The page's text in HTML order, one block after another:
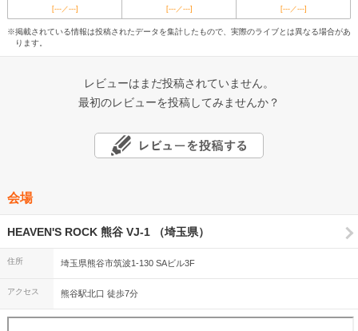
[---／---] [---／---] [---／---]
※掲載されている情報は投稿されたデータを集計したもので、実際のライブとは異なる場合があ
ります。
レビューはまだ投稿されていません。
最初のレビューを投稿してみませんか？
会場
HEAVEN'S ROCK 熊谷 VJ-1 （埼玉県）
住所 埼玉県熊谷市筑波1-130 SAビル3F
アクセス 熊谷駅北口 徒歩7分